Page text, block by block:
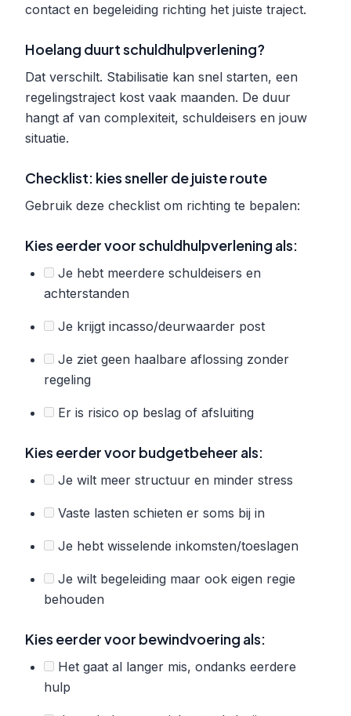
contact en begeleiding richting het juiste traject.
Hoelang duurt schuldhulpverlening?
Dat verschilt. Stabilisatie kan snel starten, een
regelingstraject kost vaak maanden. De duur
hangt af van complexiteit, schuldeisers en jouw
situatie.
Checklist: kies sneller de juiste route
Gebruik deze checklist om richting te bepalen:
Kies eerder voor schuldhulpverlening als:
Je hebt meerdere schuldeisers en
achterstanden
Je krijgt incasso/deurwaarder post
Je ziet geen haalbare aflossing zonder
regeling
Er is risico op beslag of afsluiting
Kies eerder voor budgetbeheer als:
Je wilt meer structuur en minder stress
Vaste lasten schieten er soms bij in
Je hebt wisselende inkomsten/toeslagen
Je wilt begeleiding maar ook eigen regie
behouden
Kies eerder voor bewindvoering als:
Het gaat al langer mis, ondanks eerdere
hulp